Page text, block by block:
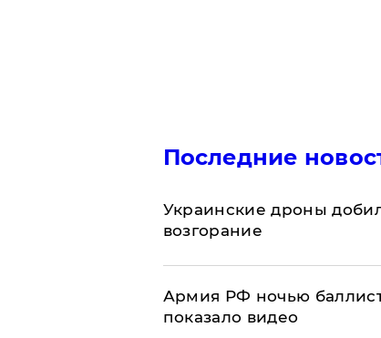
Последние
Украинские дроны
возгорание
Армия РФ ночью
показало видео